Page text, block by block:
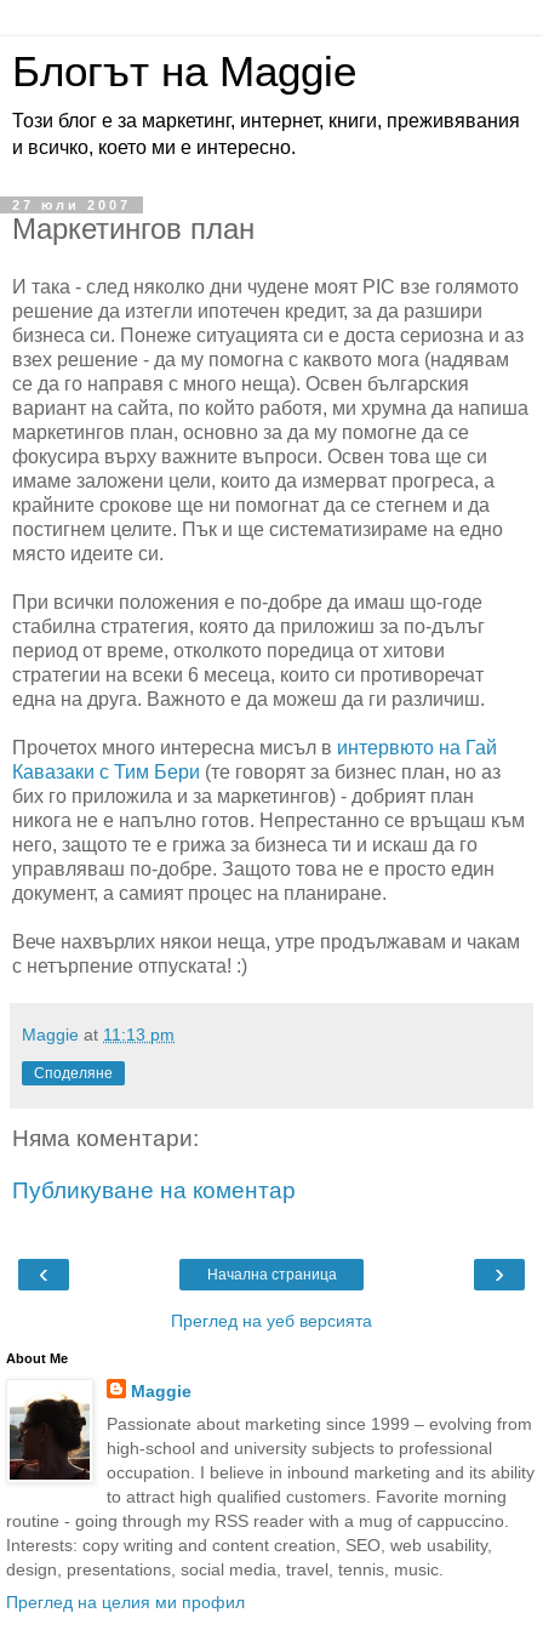
Блогът на Maggie
Този блог е за маркетинг, интернет, книги, преживявания
и всичко, което ми е интересно.
27 юли 2007
Маркетингов план
И така - след няколко дни чудене моят PIC взе голямото
решение да изтегли ипотечен кредит, за да разшири
бизнеса си. Понеже ситуацията си е доста сериозна и аз
взех решение - да му помогна с каквото мога (надявам
се да го направя с много неща). Освен българския
вариант на сайта, по който работя, ми хрумна да напиша
маркетингов план, основно за да му помогне да се
фокусира върху важните въпроси. Освен това ще си
имаме заложени цели, които да измерват прогреса, а
крайните срокове ще ни помогнат да се стегнем и да
постигнем целите. Пък и ще систематизираме на едно
място идеите си.
При всички положения е по-добре да имаш що-годе
стабилна стратегия, която да приложиш за по-дълъг
период от време, отколкото поредица от хитови
стратегии на всеки 6 месеца, които си противоречат
една на друга. Важното е да можеш да ги различиш.
Прочетох много интересна мисъл в интервюто на Гай
Кавазаки с Тим Бери (те говорят за бизнес план, но аз
бих го приложила и за маркетингов) - добрият план
никога не е напълно готов. Непрестанно се връщаш към
него, защото те е грижа за бизнеса ти и искаш да го
управляваш по-добре. Защото това не е просто един
документ, а самият процес на планиране.
Вече нахвърлих някои неща, утре продължавам и чакам
с нетърпение отпуската! :)
Maggie at 11:13 pm
Споделяне
Няма коментари:
Публикуване на коментар
‹ ›
Начална страница
Преглед на уеб версията
About Me
Maggie
Passionate about marketing since 1999 – evolving from
high-school and university subjects to professional
occupation. I believe in inbound marketing and its ability
to attract high qualified customers. Favorite morning
routine - going through my RSS reader with a mug of cappuccino.
Interests: copy writing and content creation, SEO, web usability,
design, presentations, social media, travel, tennis, music.
Преглед на целия ми профил